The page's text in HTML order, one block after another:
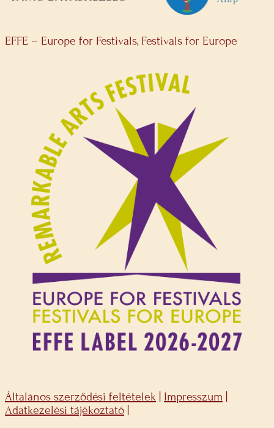
EFFE – Europe for Festivals, Festivals for Europe
Általános szerződési feltételek Impresszum
Adatkezelési tájékoztató